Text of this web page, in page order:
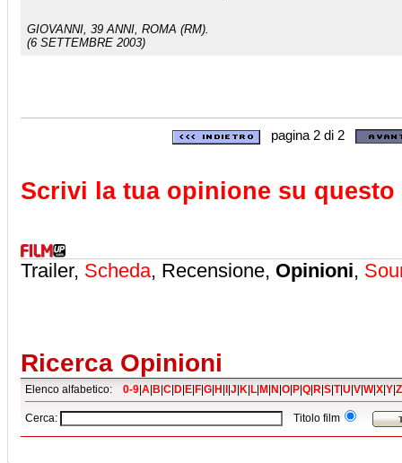
GIOVANNI , 39 ANNI, ROMA (RM).
(6 SETTEMBRE 2003)
pagina 2 di 2
Scrivi la tua opinione su
Trailer, Scheda, Recensione, Opinioni,
Ricerca Opinioni
Elenco alfabetico: 0-9|A|B|C|D|E|F|G|H|I|J|K|L|M|N|O|P|Q|R|S|T|U|V|W|X|Y|Z
Cerca: Titolo film